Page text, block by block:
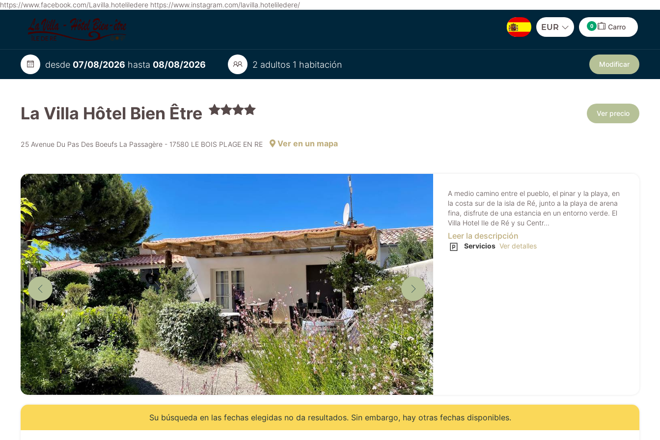
https://www.facebook.com/Lavilla.hoteliledere https://www.instagram.com/lavilla.hoteliledere/
EUR 0 Carro
desde 07/08/2026 hasta 08/08/2026 2 adultos 1 habitación Modificar
La Villa Hôtel Bien Être
25 Avenue Du Pas Des Boeufs La Passagère - 17580 LE BOIS PLAGE EN RE Ver en un mapa
Ver precio
A medio camino entre el pueblo, el pinar y la playa, en
la costa sur de la isla de Ré, junto a la playa de arena
fina, disfrute de una estancia en un entorno verde. El
Villa Hotel Ile de Ré y su Centr...
Leer la descripción
Servicios Ver detalles
Su búsqueda en las fechas elegidas no da resultados. Sin embargo, hay otras fechas disponibles.